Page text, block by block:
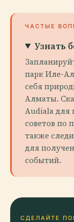
ЧАСТЫЕ
Узнать
парк Иле-
себя
Алматы.
Audiala для
советов по
также
для
событий.
СДЕЛАЙТЕ